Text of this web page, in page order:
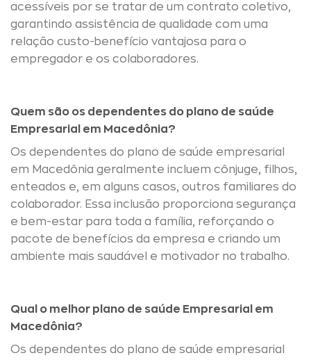
acessíveis por se tratar de um contrato coletivo,
garantindo assistência de qualidade com uma
relação custo-benefício vantajosa para o
empregador e os colaboradores.
Quem são os dependentes do plano de saúde
Empresarial em Macedônia?
Os dependentes do plano de saúde empresarial
em Macedônia geralmente incluem cônjuge, filhos,
enteados e, em alguns casos, outros familiares do
colaborador. Essa inclusão proporciona segurança
e bem-estar para toda a família, reforçando o
pacote de benefícios da empresa e criando um
ambiente mais saudável e motivador no trabalho.
Qual o melhor plano de saúde Empresarial em
Macedônia?
Os dependentes do plano de saúde empresarial